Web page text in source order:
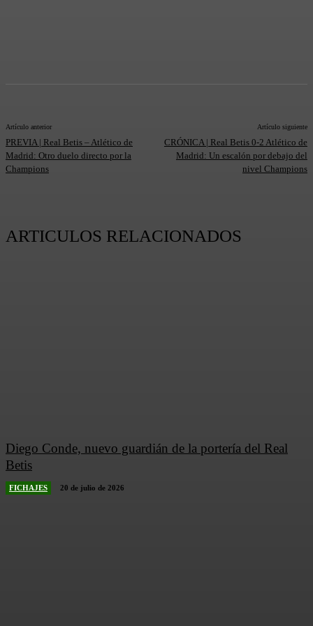
Artículo anterior
PREVIA | Real Betis – Atlético de
Madrid: Otro duelo directo por la
Champions
Artículo siguiente
CRÓNICA | Real Betis 0-2 Atlético de
Madrid: Un escalón por debajo del
nivel Champions
ARTICULOS RELACIONADOS
Diego Conde, nuevo guardián de la portería del Real
Betis
FICHAJES 20 de julio de 2026